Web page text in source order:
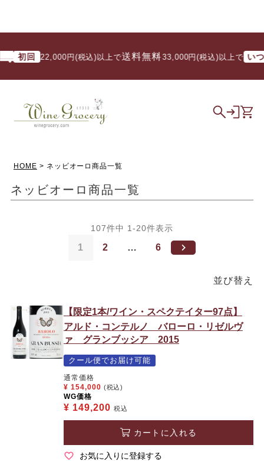
22,000円(税込)以上で送料無料/ 33,000円(税込)以上で いつでも
HOME ネッビオーロ商品一覧
ネッビオーロ商品一覧
並び替え
107件中 1 -20件表示
1 2 … 6
【限定1本/ワイン・スペクテイター97点】
アルド・コンテルノ バローロ・リゼルヴ
ァ グランブッシア 2015
クール便でお届け可能
通常価格
¥ 154,000 (税込)
WG価格
¥ 149,200 税込
カートに入れる
お気に入りに登録する